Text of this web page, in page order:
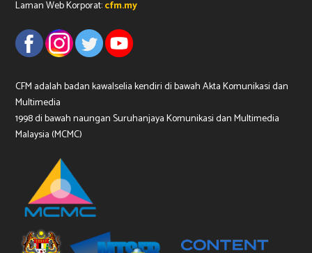
Laman Web Korporat:cfm.my
CFM adalah badan kawalselia kendiri di bawah Akta Komunikasi dan
Multimedia
1998 di bawah naungan Suruhanjaya Komunikasi dan Multimedia
Malaysia (MCMC)